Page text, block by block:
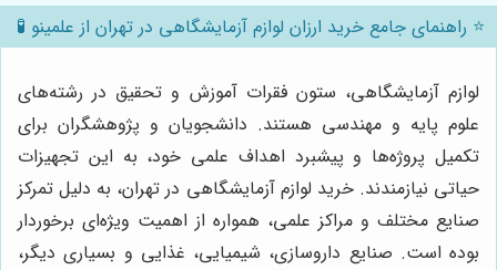
⭐️ راهنمای جامع خرید ارزان لوازم آزمایشگاهی در تهران از علمینو 🧪
لوازم آزمایشگاهی، ستون فقرات آموزش و تحقیق در رشته‌های
علوم پایه و مهندسی هستند. دانشجویان و پژوهشگران برای
تکمیل پروژه‌ها و پیشبرد اهداف علمی خود، به این تجهیزات
حیاتی نیازمندند. خرید لوازم آزمایشگاهی در تهران، به دلیل تمرکز
صنایع مختلف و مراکز علمی، همواره از اهمیت ویژه‌ای برخوردار
بوده است. صنایع داروسازی، شیمیایی، غذایی و بسیاری دیگر،